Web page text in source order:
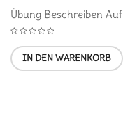
Übung Beschreiben
IN DEN WARENKORB